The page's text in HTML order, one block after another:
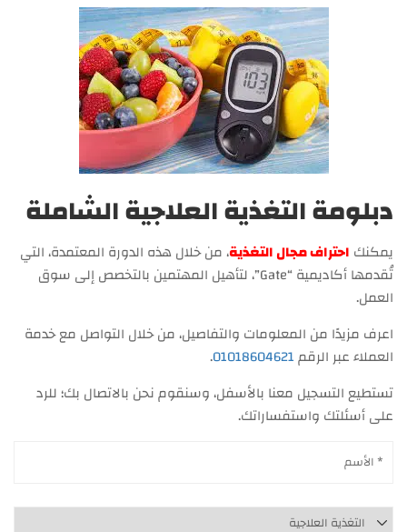
دبلومة التغذية العلاجية الشاملة
يمكنك احتراف مجال التغذية، من خلال هذه الدورة المعتمدة، التي
تُقدمها أكاديمية “Gate”، لتأهيل المهتمين بالتخصص إلى سوق
العمل.
اعرف مزيدًا من المعلومات والتفاصيل، من خلال التواصل مع خدمة
العملاء عبر الرقم01018604621
.
تستطيع التسجيل معنا بالأسفل، وسنقوم نحن بالاتصال بك؛ للرد
على أسئلتك واستفساراتك.